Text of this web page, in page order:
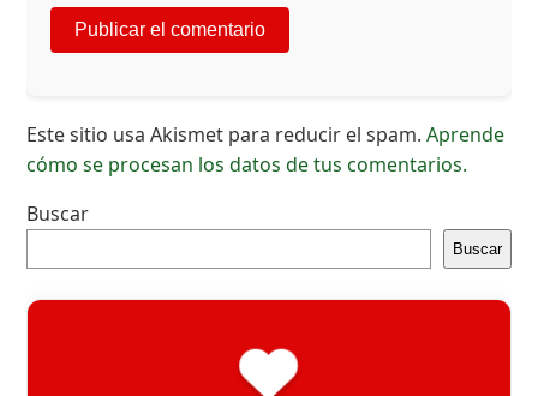
Este sitio usa Akismet para reducir el spam.Aprende
cómo se procesan los datos de tus comentarios.
Buscar
Buscar